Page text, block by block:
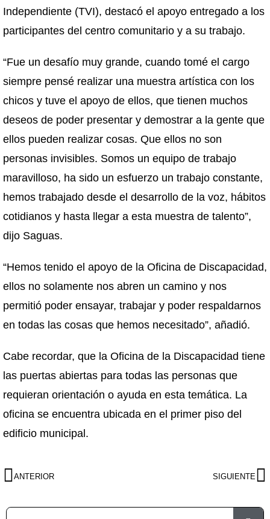
Independiente (TVI), destacó el apoyo entregado a los
participantes del centro comunitario y a su trabajo.
“Fue un desafío muy grande, cuando tomé el cargo
siempre pensé realizar una muestra artística con los
chicos y tuve el apoyo de ellos, que tienen muchos
deseos de poder presentar y demostrar a la gente que
ellos pueden realizar cosas. Que ellos no son
personas invisibles. Somos un equipo de trabajo
maravilloso, ha sido un esfuerzo un trabajo constante,
hemos trabajado desde el desarrollo de la voz, hábitos
cotidianos y hasta llegar a esta muestra de talento”,
dijo Saguas.
“Hemos tenido el apoyo de la Oficina de Discapacidad,
ellos no solamente nos abren un camino y nos
permitió poder ensayar, trabajar y poder respaldarnos
en todas las cosas que hemos necesitado”, añadió.
Cabe recordar, que la Oficina de la Discapacidad tiene
las puertas abiertas para todas las personas que
requieran orientación o ayuda en esta temática. La
oficina se encuentra ubicada en el primer piso del
edificio municipal.
ANTERIOR SIGUIENTE